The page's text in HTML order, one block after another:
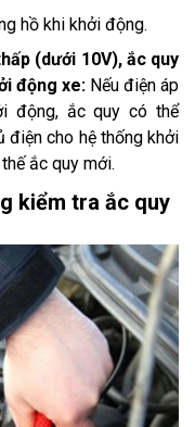
hồ khi khởi động.
(dưới 10V), ắc quy
động xe:Nếu điện áp
động, ắc quy có thể
điện cho hệ thống khởi
ắc quy mới.
kiểm tra ắc quy